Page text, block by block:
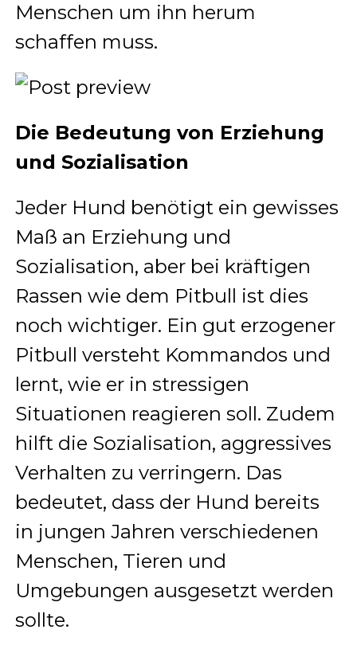
Menschen um ihn herum
schaffen muss.
Die Bedeutung von Erziehung
und Sozialisation
Jeder Hund benötigt ein gewisses
Maß an Erziehung und
Sozialisation, aber bei kräftigen
Rassen wie dem Pitbull ist dies
noch wichtiger. Ein gut erzogener
Pitbull versteht Kommandos und
lernt, wie er in stressigen
Situationen reagieren soll. Zudem
hilft die Sozialisation, aggressives
Verhalten zu verringern. Das
bedeutet, dass der Hund bereits
in jungen Jahren verschiedenen
Menschen, Tieren und
Umgebungen ausgesetzt werden
sollte.